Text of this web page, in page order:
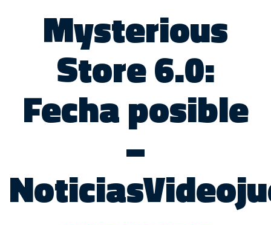
Mysterious
Store 6.0:
Fecha posible
–